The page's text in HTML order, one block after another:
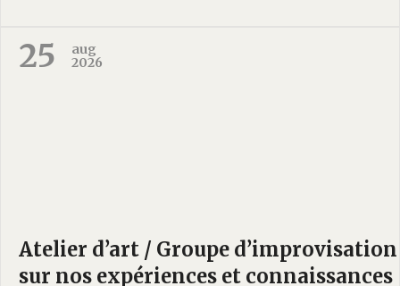
25
aug
2026
Atelier d’art / Groupe d’improvisation
sur nos expériences et connaissances